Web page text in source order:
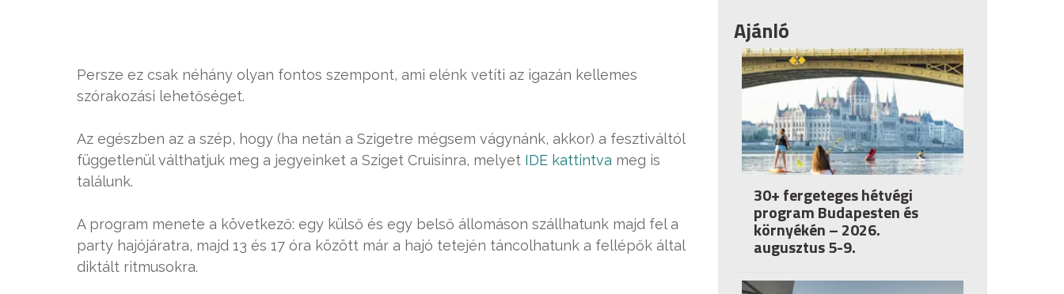
Persze ez csak néhány olyan fontos szempont, ami elénk vetíti az igazán kellemes
szórakozási lehetőséget.
Az egészben az a szép, hogy (ha netán a Szigetre mégsem vágynánk, akkor) a fesztiváltól
függetlenül válthatjuk meg a jegyeinket a Sziget Cruisinra, melyet IDE kattintva meg is
találunk.
A program menete a következő: egy külső és egy belső állomáson szállhatunk majd fel a
party hajójáratra, majd 13 és 17 óra között már a hajó tetején táncolhatunk a fellépők által
diktált ritmusokra.
Ajánló
30+ fergeteges hétvégi
program Budapesten és
környékén – 2026.
augusztus 5-9.